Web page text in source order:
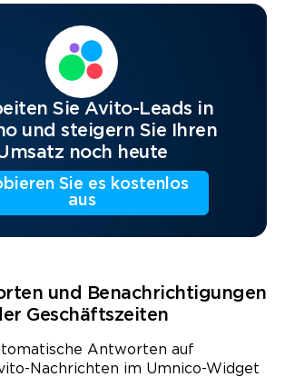
Sie Avito-Leads in
und steigern Sie Ihren
noch heute
Sie es kostenlos
aus
und Benachrichtigungen
Geschäftszeiten
Antworten auf
Nachrichten im Umnico-Widget